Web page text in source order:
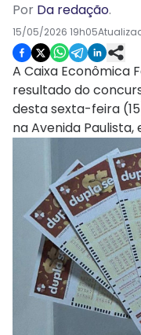
Por Da redação.
15/05/2026 19h05
A Caixa Econômica
resultado do
desta sexta-feira
na Avenida Paulista,